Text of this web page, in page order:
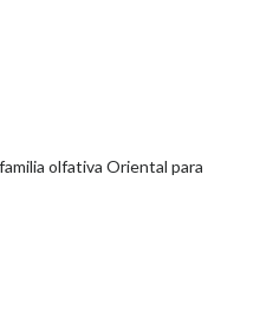
olfativa Oriental para